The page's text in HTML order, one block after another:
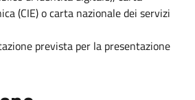
(CIE) o carta nazionale dei servizi
prevista per la presentazione